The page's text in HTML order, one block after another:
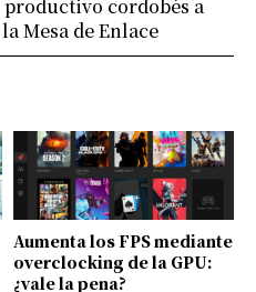
Aumenta los FPS mediante
overclocking de la GPU:
¿vale la pena?
cordobés a
Mesa de Enlace